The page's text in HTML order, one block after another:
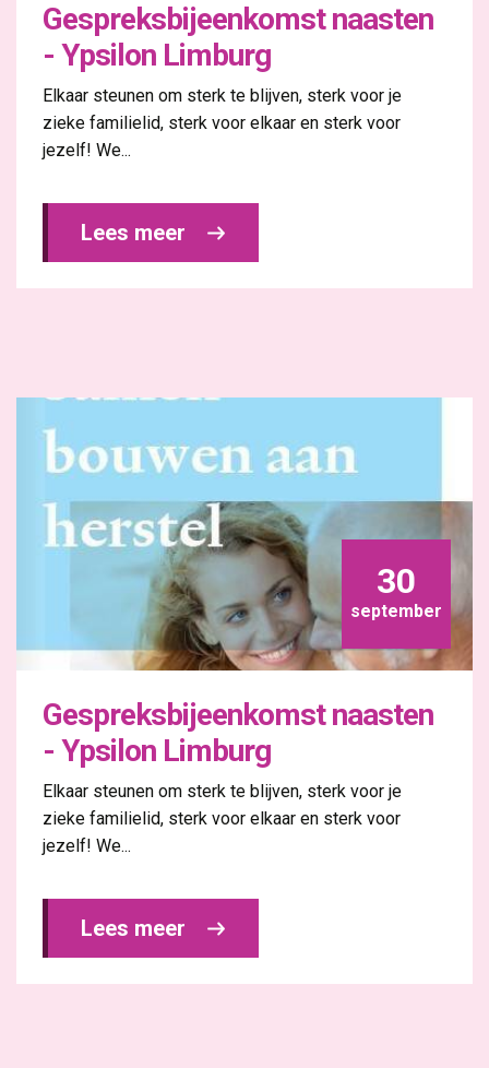
Gespreksbijeenkomst naasten
- Ypsilon Limburg
Elkaar steunen om sterk te blijven, sterk voor je
zieke familielid, sterk voor elkaar en sterk voor
jezelf! We...
Lees meer
30
september
Gespreksbijeenkomst naasten
- Ypsilon Limburg
Elkaar steunen om sterk te blijven, sterk voor je
zieke familielid, sterk voor elkaar en sterk voor
jezelf! We...
Lees meer